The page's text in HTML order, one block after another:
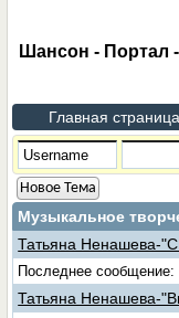
Шансон - Портал
Главная страница
Новое Тема
Музыкальное
Татьяна Ненашева-
Последнее сообщение:
Татьяна Ненашева-